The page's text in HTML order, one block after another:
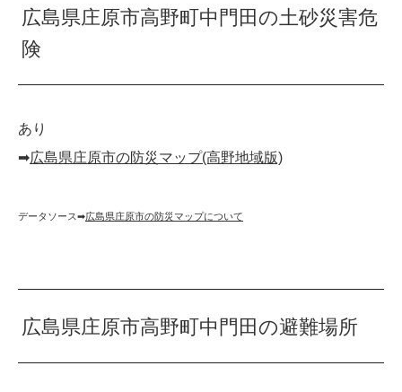
広島県庄原市高野町中門田の土砂災害危
険
あり
➡︎広島県庄原市の防災マップ(高野地域版)
データソース➡︎広島県庄原市の防災マップについて
広島県庄原市高野町中門田の避難場所